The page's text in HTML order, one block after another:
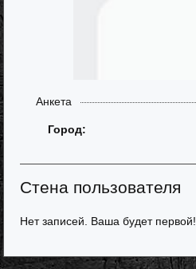
Анкета
Город:
Стена пользователя
Нет записей. Ваша будет первой!